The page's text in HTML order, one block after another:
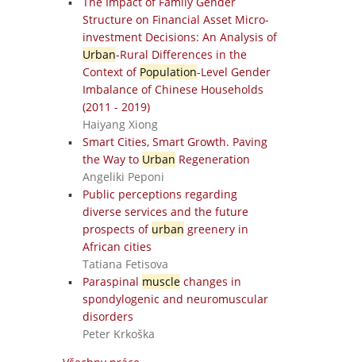
Structure on Financial Asset Micro-
investment Decisions: An Analysis of
Urban-Rural Differences in the
Context of Population-Level Gender
Imbalance of Chinese Households
(2011 - 2019)
Haiyang Xiong
Smart Cities, Smart Growth. Paving
the Way to Urban Regeneration
Angeliki Peponi
Public perceptions regarding
diverse services and the future
prospects of urban greenery in
African cities
Tatiana Fetisova
Paraspinal musclechanges in
spondylogenic and neuromuscular
disorders
Peter Krkoška